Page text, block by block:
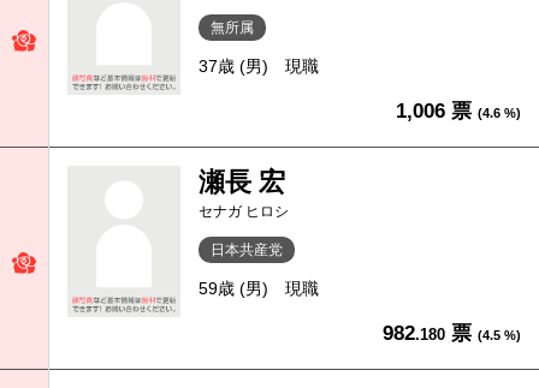
無所属
37歳 (男) 現職
1,006 票 (4.6 %)
瀬長 宏
セナガ ヒロシ
日本共産党
59歳 (男) 現職
982.180 票 (4.5 %)